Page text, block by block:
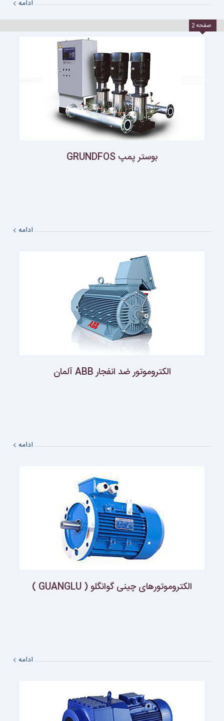
ادامه
صفحه2
بوستر پمپ GRUNDFOS
ادامه
الکتروموتور ضد انفجار ABB آلمان
ادامه
الکتروموتورهای چینی گوانگلو ( GUANGLU )
ادامه